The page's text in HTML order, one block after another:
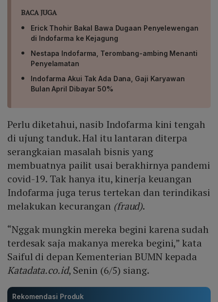
BACA JUGA
Erick Thohir Bakal Bawa Dugaan Penyelewengan
di Indofarma ke Kejagung
Nestapa Indofarma, Terombang-ambing Menanti
Penyelamatan
Indofarma Akui Tak Ada Dana, Gaji Karyawan
Bulan April Dibayar 50%
Perlu diketahui, nasib Indofarma kini tengah
di ujung tanduk. Hal itu lantaran diterpa
serangkaian masalah bisnis yang
membuatnya pailit usai berakhirnya pandemi
covid-19. Tak hanya itu, kinerja keuangan
Indofarma juga terus tertekan dan terindikasi
melakukan kecurangan (fraud).
“Nggak mungkin mereka begini karena sudah
terdesak saja makanya mereka begini,” kata
Saiful di depan Kementerian BUMN kepada
Katadata.co.id, Senin (6/5) siang.
Rekomendasi Produk